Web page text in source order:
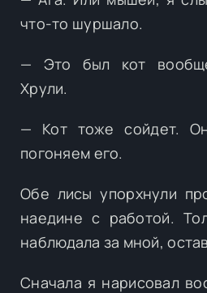
что-то шуршало.
— Это был кот
Хрули.
— Кот тоже сойдет.
погоняем его.
Обе лисы упорхнули
наедине с работой.
наблюдала за мной,
Сначала я нарисовал